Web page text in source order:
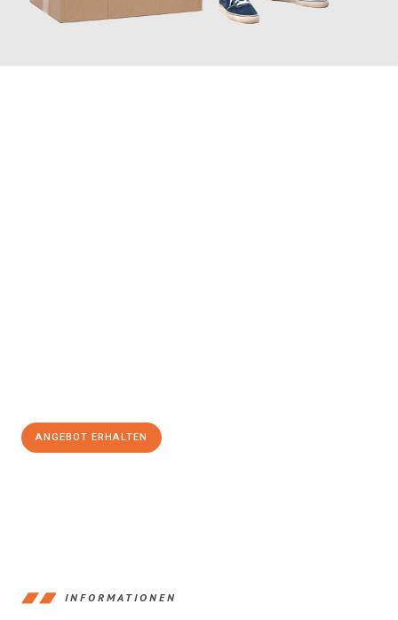
ANGEBOT ERHALTEN
INFORMATIONEN